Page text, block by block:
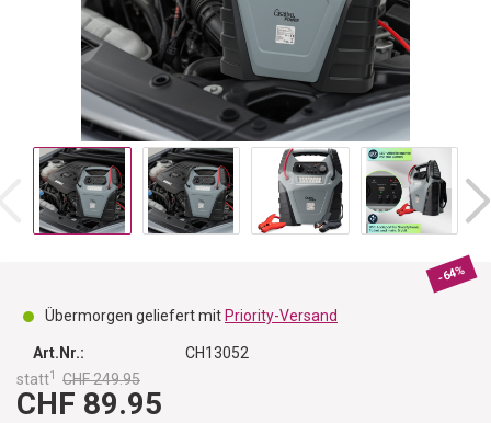
-64%
Übermorgen geliefert mit Priority-Versand
Art.Nr.:
CH13052
statt1 CHF 249.95
CHF 89.95